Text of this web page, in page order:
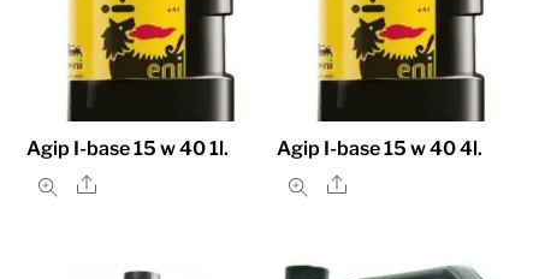
Agip I-base 15 w 40 1l.
Share
Agip I-base 15 w 40 4l.
Share